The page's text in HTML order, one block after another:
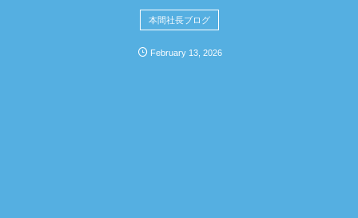
本間社長ブログ
February 13 ,2026